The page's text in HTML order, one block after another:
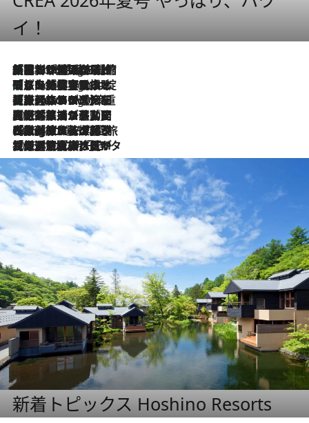
イ！
6 Hours Ago
「荷物が増えるほど旅ストレスは増す」美容ジャーナリストがたどり着いた最終結論。“化粧品を劇的に減らす”感動の凝縮美容とは
6 Hours Ago
「旅先には金髪ウィッグを持参」日本と同じメイクでは損してる!? 美容ジャーナリストが提案する“掟破りの旅美容”とは
6 Hours Ago
【厳選旅コスメ】「身軽さ＆UV対策重視！」ヘアアーティストshucoが選んだ夏旅ベストコスメを発表【Mサイズジップ】
2026.8.5
【厳選旅コスメ】国内をあちこち移動する河井菜摘が選んだ夏旅ベストコスメ発表！「リラックスアイテムはマスト」【Mサイズジップ】
2026.8.4
【厳選旅コスメ】「紫外線＆乾燥対策しながらメイク感も！」ヘア＆メイクGeorgeが選んだ夏旅ベストコスメを発表！【Mサイズジップ】
2026.8.3
【厳選旅コスメ】「保湿もタイパ重視！」“サウナ好き”タレント清水みさとが愛用する夏旅ベストコスメを発表！【Mサイズジップ】
新着トピックス Hoshino Resorts